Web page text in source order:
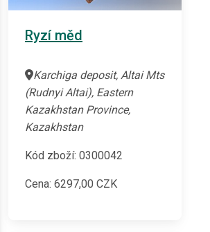
Ryzí měd
Karchiga deposit, Altai Mts
(Rudnyi Altai), Eastern
Kazakhstan Province,
Kazakhstan
Kód zboží: 0300042
Cena: 6297,00 CZK